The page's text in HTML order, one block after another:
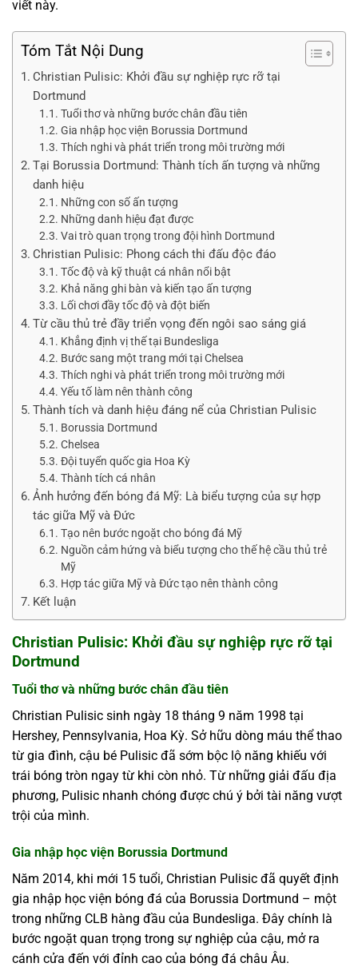
viết này.
Tóm Tắt Nội Dung
Christian Pulisic: Khởi đầu sự nghiệp rực rỡ tại
Dortmund
Tuổi thơ và những bước chân đầu tiên
Gia nhập học viện Borussia Dortmund
Thích nghi và phát triển trong môi trường mới
Tại Borussia Dortmund: Thành tích ấn tượng và những
danh hiệu
Những con số ấn tượng
Những danh hiệu đạt được
Vai trò quan trọng trong đội hình Dortmund
Christian Pulisic: Phong cách thi đấu độc đáo
Tốc độ và kỹ thuật cá nhân nổi bật
Khả năng ghi bàn và kiến tạo ấn tượng
Lối chơi đầy tốc độ và đột biến
Từ cầu thủ trẻ đầy triển vọng đến ngôi sao sáng giá
Khẳng định vị thế tại Bundesliga
Bước sang một trang mới tại Chelsea
Thích nghi và phát triển trong môi trường mới
Yếu tố làm nên thành công
Thành tích và danh hiệu đáng nể của Christian Pulisic
Borussia Dortmund
Chelsea
Đội tuyển quốc gia Hoa Kỳ
Thành tích cá nhân
Ảnh hưởng đến bóng đá Mỹ: Là biểu tượng của sự hợp
tác giữa Mỹ và Đức
Tạo nên bước ngoặt cho bóng đá Mỹ
Nguồn cảm hứng và biểu tượng cho thế hệ cầu thủ trẻ
Mỹ
Hợp tác giữa Mỹ và Đức tạo nên thành công
Kết luận
Christian Pulisic: Khởi đầu sự nghiệp rực rỡ tại
Dortmund
Tuổi thơ và những bước chân đầu tiên
Christian Pulisic sinh ngày 18 tháng 9 năm 1998 tại
Hershey, Pennsylvania, Hoa Kỳ. Sở hữu dòng máu thể thao
từ gia đình, cậu bé Pulisic đã sớm bộc lộ năng khiếu với
trái bóng tròn ngay từ khi còn nhỏ. Từ những giải đấu địa
phương, Pulisic nhanh chóng được chú ý bởi tài năng vượt
trội của mình.
Gia nhập học viện Borussia Dortmund
Năm 2014, khi mới 15 tuổi, Christian Pulisic đã quyết định
gia nhập học viện bóng đá của Borussia Dortmund – một
trong những CLB hàng đầu của Bundesliga. Đây chính là
bước ngoặt quan trọng trong sự nghiệp của cậu, mở ra
cánh cửa đến với đỉnh cao của bóng đá châu Âu.